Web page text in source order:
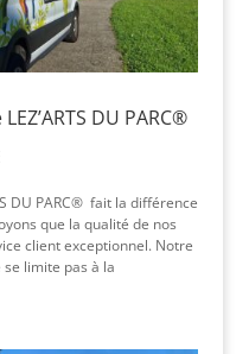
DU PARC®
DU PARC® fait la différence
que la qualité de nos
client exceptionnel. Notre
se limite pas à la